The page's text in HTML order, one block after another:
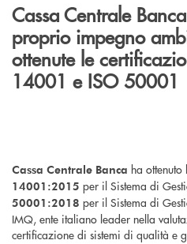
Cassa Centrale
proprio impegno
ottenute le
14001 e ISO 50001
Cassa Centrale Banca ha
14001:2015 per il Sistema di
50001:2018 per il Sistema di
IMQ, ente italiano leader nella
certificazione di sistemi di qualità e